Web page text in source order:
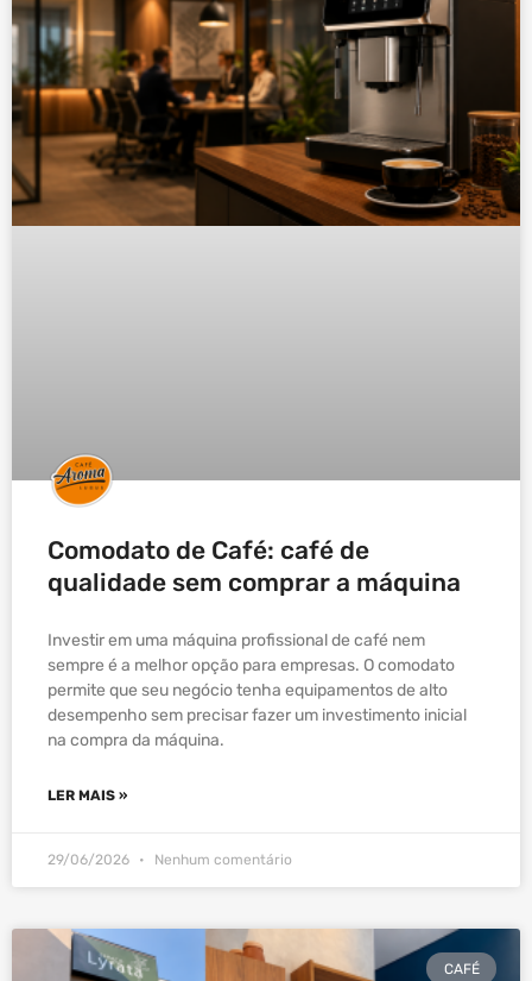
Comodato de Café: café de
qualidade sem comprar a máquina
Investir em uma máquina profissional de café nem
sempre é a melhor opção para empresas. O comodato
permite que seu negócio tenha equipamentos de alto
desempenho sem precisar fazer um investimento inicial
na compra da máquina.
LER MAIS »
29/06/2026 Nenhum comentário
CAFÉ